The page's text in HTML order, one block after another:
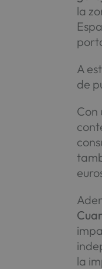
la
A
de
Con
la